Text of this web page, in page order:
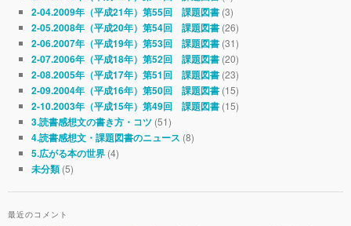
2-04.2009年（平成21年）第55回 課題図書(3)
2-05.2008年（平成20年）第54回 課題図書(26)
2-06.2007年（平成19年）第53回 課題図書(31)
2-07.2006年（平成18年）第52回 課題図書(20)
2-08.2005年（平成17年）第51回 課題図書(23)
2-09.2004年（平成16年）第50回 課題図書(15)
2-10.2003年（平成15年）第49回 課題図書(15)
3.読書感想文の書き方・コツ (51)
4.読書感想文・課題図書のニュース (8)
5.広がる本の世界(4)
未分類(5)
最近のコメント